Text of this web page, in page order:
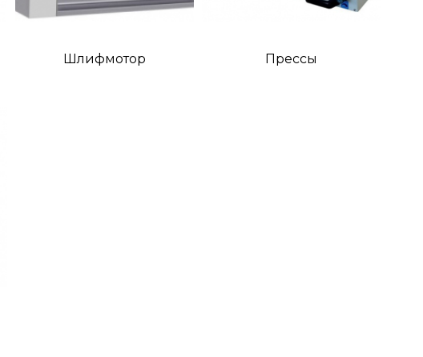
Шлифмотор Прессы